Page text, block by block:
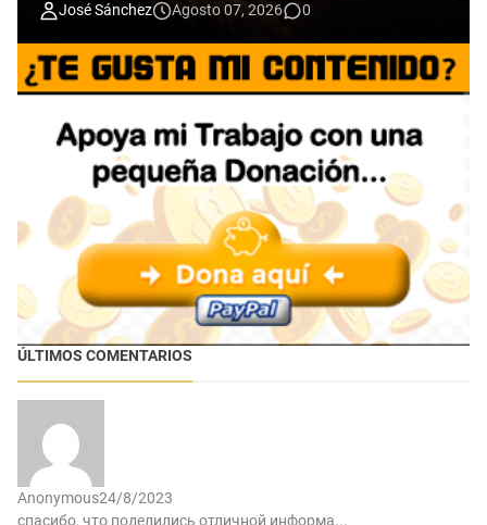
José Sánchez Agosto 07, 2026 0
ÚLTIMOS COMENTARIOS
Anonymous24/8/2023
спасибо, что поделились отличной информа...